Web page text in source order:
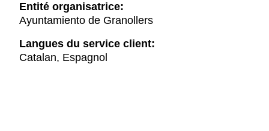
Entité organisatrice:
Ayuntamiento de Granollers
Langues du service client:
Catalan, Espagnol